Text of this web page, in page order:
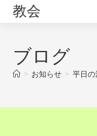
教会
ブログ
> お知らせ > 平日